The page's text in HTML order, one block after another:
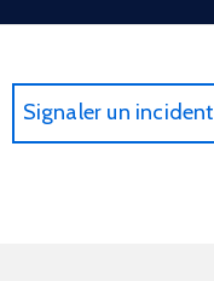
Signaler un incident